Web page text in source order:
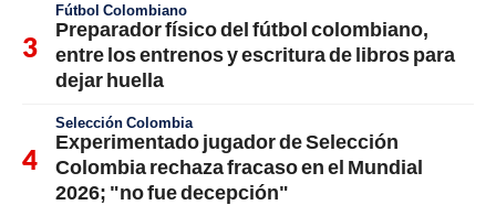
Fútbol Colombiano
Preparador físico del fútbol colombiano,
entre los entrenos y escritura de libros para
dejar huella
Selección Colombia
Experimentado jugador de Selección
Colombia rechaza fracaso en el Mundial
2026; "no fue decepción"